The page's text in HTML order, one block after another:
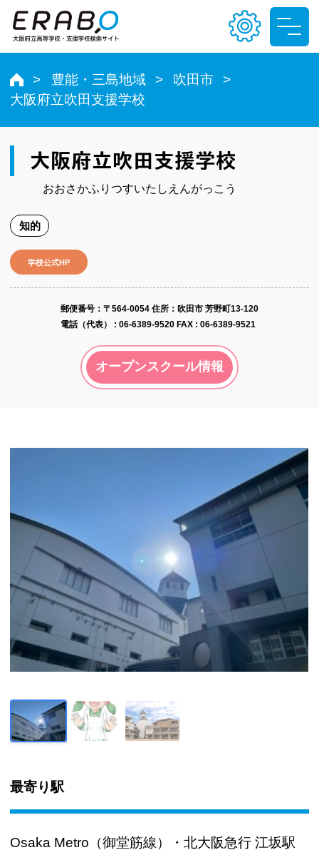
文字サイズ
豊能・三島地域
吹田市
大阪府立吹田支援学校
大阪府立吹田支援学校
おおさかふりつすいたしえんがっこう
知的
学校公式HP
郵便番号​：〒564-0054 住所：吹田市 芳野町13-120
電話（代表） : 06-6389-9520 FAX : 06-6389-9521
オープンスクール情報
最寄り駅
Osaka Metro（御堂筋線）・北大阪急行 江坂駅